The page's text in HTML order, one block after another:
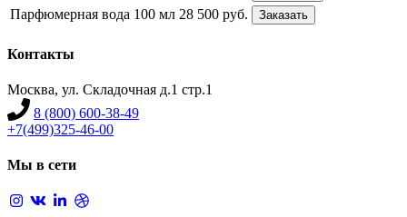
Парфюмерная вода 100 мл 28 500 руб. Заказать
Контакты
Москва, ул. Складочная д.1 стр.1
8 (800) 600-38-49
+7(499)325-46-00
Мы в сети